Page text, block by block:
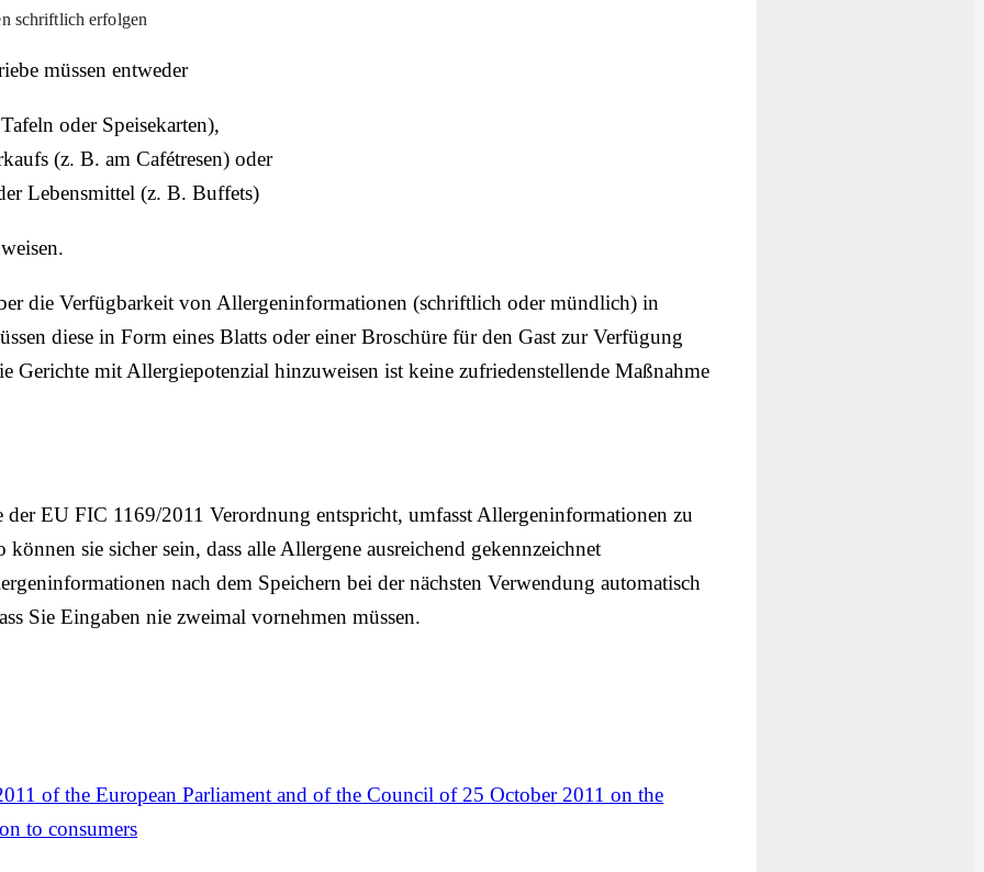
schriftlich erfolgen
müssen entweder
oder Speisekarten),
(z. B. am Cafétresen) oder
Lebensmittel (z. B. Buffets)
die Verfügbarkeit von Allergeninformationen (schriftlich oder mündlich) in
diese in Form eines Blatts oder einer Broschüre für den Gast zur Verfügung
Gerichte mit Allergiepotenzial hinzuweisen ist keine zufriedenstellende Maßnahme
der EU FIC 1169/2011 Verordnung entspricht, umfasst Allergeninformationen zu
können sie sicher sein, dass alle Allergene ausreichend gekennzeichnet
nach dem Speichern bei der nächsten Verwendung automatisch
Sie Eingaben nie zweimal vornehmen müssen.
of the European Parliament and of the Council of 25 October 2011 on the
to consumers